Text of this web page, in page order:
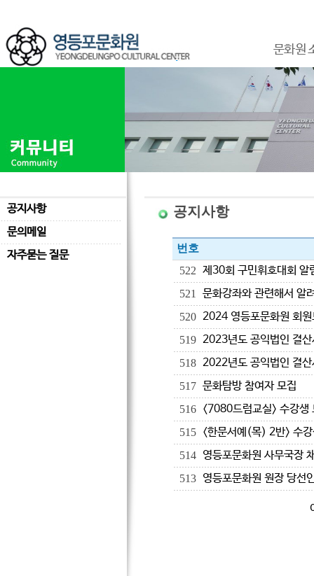
문화원
공지사항
문의메일
자주묻는 질문
공지사항
번호
522 제30회 구민휘호대회 알
521 문화강좌와 관련해서 알
520 2024 영등포문화원 회
519 2023년도 공익법인 결
518 2022년도 공익법인 결
517 문화탐방 참여자 모집
516 <7080드럼교실> 수강생
515 <한문서예(목) 2반> 수
514 영등포문화원 사무국장
513 영등포문화원 원장 당선